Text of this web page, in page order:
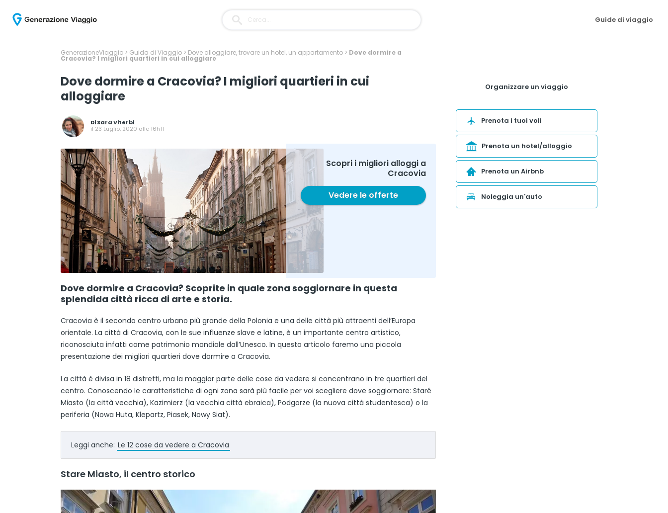
Guide di viaggio
GenerazioneViaggio > Guida di Viaggio > Dove alloggiare, trovare un hotel, un appartamento > Dove dormire a
Cracovia? I migliori quartieri in cui alloggiare
Dove dormire a Cracovia? I migliori quartieri in cui
alloggiare
DiSara Viterbi
il 23 Luglio, 2020 alle 16h11
Scopri i migliori alloggi a
Cracovia
Vedere le offerte
Dove dormire a Cracovia? Scoprite in quale zona soggiornare in questa
splendida città ricca di arte e storia.
Cracovia è il secondo centro urbano più grande della Polonia e una delle città più attraenti dell’Europa
orientale. La città di Cracovia, con le sue influenze slave e latine, è un importante centro artistico,
riconosciuta infatti come patrimonio mondiale dall’Unesco. In questo articolo faremo una piccola
presentazione dei migliori quartieri dove dormire a Cracovia.
La città è divisa in 18 distretti, ma la maggior parte delle cose da vedere si concentrano in tre quartieri del
centro. Conoscendo le caratteristiche di ogni zona sarà più facile per voi scegliere dove soggiornare: Staré
Miasto (la città vecchia), Kazimierz (la vecchia città ebraica), Podgorze (la nuova città studentesca) o la
periferia (Nowa Huta, Klepartz, Piasek, Nowy Siat).
Leggi anche: Le 12 cose da vedere a Cracovia
Stare Miasto, il centro storico
Organizzare un viaggio
Prenota i tuoi voli
Prenota un hotel/alloggio
Prenota un Airbnb
Noleggia un'auto